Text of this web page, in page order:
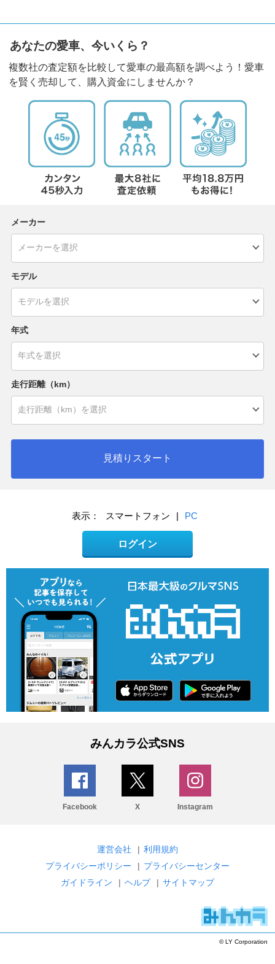
あなたの愛車、今いくら？
複数社の査定額を比較して愛車の最高額を調べよう！愛車
を賢く売却して、購入資金にしませんか？
メーカー
モデル
年式
走行距離（km）
見積りスタート
表示： スマートフォン | PC
ログイン
みんカラ公式SNS
Facebook X Instagram
運営会社 | 利用規約
プライバシーポリシー
| プライバシーセンター
ガイドライン
| ヘルプ | サイトマップ
© LY Corporation